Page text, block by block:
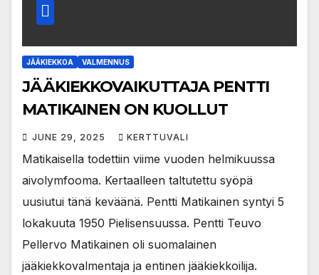
JÄÄKIEKKOA VALMENNUS
JÄÄKIEKKOVAIKUTTAJA PENTTI
MATIKAINEN ON KUOLLUT
JUNE 29, 2025 KERTTUVALI
Matikaisella todettiin viime vuoden helmikuussa
aivolymfooma. Kertaalleen taltutettu syöpä
uusiutui tänä keväänä. Pentti Matikainen syntyi 5
lokakuuta 1950 Pielisensuussa. Pentti Teuvo
Pellervo Matikainen oli suomalainen
jääkiekkovalmentaja ja entinen jääkiekkoilija.